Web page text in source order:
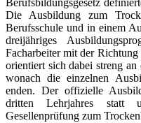
Berufsbildungsgesetz
Die Ausbildung zum
Berufsschule und in einem
dreijähriges
Facharbeiter mit der
orientiert sich dabei streng an
wonach die einzelnen
enden. Der offizielle
dritten Lehrjahres statt
Gesellenprüfung zum